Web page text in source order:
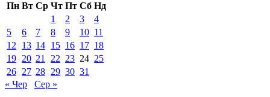
Пн Вт Ср Чт Пт Сб Нд
1
2 3
4
5
6 7 8 9 10 11
12
13 14 15 16 17 18
19 20 21 22 23 24 25
26 27 28 29 30 31
« Чер
Сер »